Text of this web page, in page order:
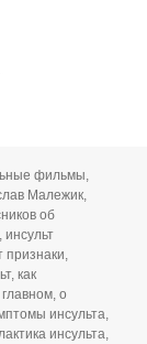
фильмы,
Малежик,
об
,инсульт
признаки,
,как
,о
инсульта,
инсульта,